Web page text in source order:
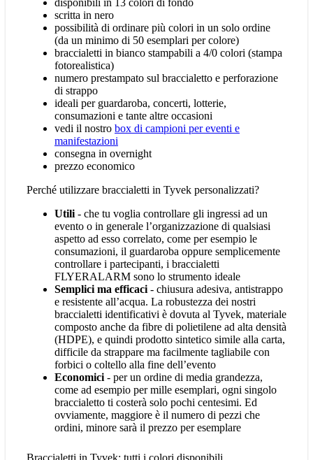
disponibili in 13 colori di fondo
scritta in nero
possibilità di ordinare più colori in un solo ordine
(da un minimo di 50 esemplari per colore)
braccialetti in bianco stampabili a 4/0 colori (stampa
fotorealistica)
numero prestampato sul braccialetto e perforazione
di strappo
ideali per guardaroba, concerti, lotterie,
consumazioni e tante altre occasioni
vedi il nostro box di campioni per eventi e
manifestazioni
consegna in overnight
prezzo economico
Perché utilizzare braccialetti in Tyvek personalizzati?
Utili - che tu voglia controllare gli ingressi ad un
evento o in generale l’organizzazione di qualsiasi
aspetto ad esso correlato, come per esempio le
consumazioni, il guardaroba oppure semplicemente
controllare i partecipanti, i braccialetti
FLYERALARM sono lo strumento ideale
Semplici ma efficaci - chiusura adesiva, antistrappo
e resistente all’acqua. La robustezza dei nostri
braccialetti identificativi è dovuta al Tyvek, materiale
composto anche da fibre di polietilene ad alta densità
(HDPE), e quindi prodotto sintetico simile alla carta,
difficile da strappare ma facilmente tagliabile con
forbici o coltello alla fine dell’evento
Economici - per un ordine di media grandezza,
come ad esempio per mille esemplari, ogni singolo
braccialetto ti costerà solo pochi centesimi. Ed
ovviamente, maggiore è il numero di pezzi che
ordini, minore sarà il prezzo per esemplare